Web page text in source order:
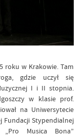
roku w Krakowie. Tam
gdzie uczył się
I i II stopnia.
w klasie prof.
na Uniwersytecie
Fundacji Stypendialnej
Musica Bona”